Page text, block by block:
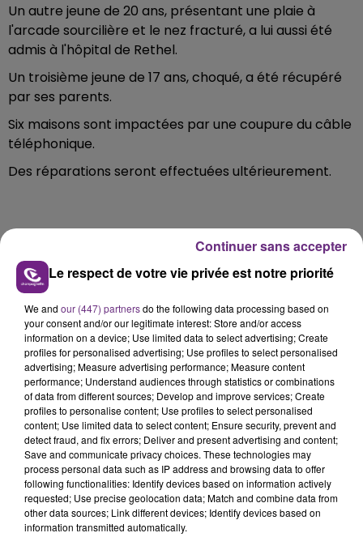
Un autre jeune de 20 ans, présentant une plaie à
l'arcade sourcilière et le nez fracturé, a lui aussi été
admis à l'hôpital de Rethel.
Un troisième jeune de 17 ans, choqué, a été récupéré
par ses parents.
Six maisons sont impactées par une coupure du câble
téléphonique.
Des réparations seront effectuées ultérieurement.
6 août 2026
SI TOUT LE MONDE FAIT ÇA, MOI L'ANNÉE
PROCHAINE JE VENDANGE EN...
La vendange en Champagne a débuté ce jeudi 6
août dans la commune de Montgueux (Aube). Du
jamais vu !
Le respect de votre vie privée est notre priorité
We and our (447) partnersdo the following data processing based on
your consent and/or our legitimate interest: Store and/or access
information on a device; Use limited data to select advertising; Create
profiles for personalised advertising; Use profiles to select personalised
advertising; Measure advertising performance; Measure content
performance; Understand audiences through statistics or combinations
of data from different sources; Develop and improve services; Create
profiles to personalise content; Use profiles to select personalised
content; Use limited data to select content; Ensure security, prevent and
detect fraud, and fix errors; Deliver and present advertising and content;
Save and communicate privacy choices. These technologies may
process personal data such as IP address and browsing data to offer
following functionalities: Identify devices based on information actively
requested; Use precise geolocation data; Match and combine data from
other data sources; Link different devices; Identify devices based on
information transmitted automatically.
Continuer sans accepter